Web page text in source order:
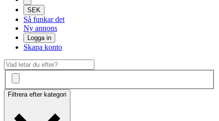
SEK
Så funkar det
Ny annons
Logga in
Skapa konto
Filtrera efter kategori